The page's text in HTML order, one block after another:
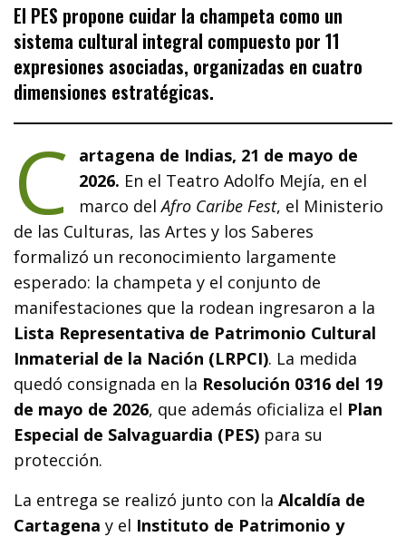
El PES propone cuidar la champeta como un
sistema cultural integral compuesto por 11
expresiones asociadas, organizadas en cuatro
dimensiones estratégicas.
C
artagena de Indias, 21 de mayo de
2026. En el Teatro Adolfo Mejía, en el
marco delAfro Caribe Fest, el Ministerio
de las Culturas, las Artes y los Saberes
formalizó un reconocimiento largamente
esperado: la champeta y el conjunto de
manifestaciones que la rodean ingresaron a la
Lista Representativa de Patrimonio Cultural
Inmaterial de la Nación (LRPCI). La medida
quedó consignada en la Resolución 0316 del 19
de mayo de 2026, que además oficializa el Plan
Especial de Salvaguardia (PES) para su
protección.
La entrega se realizó junto con laAlcaldía de
Cartagena y el Instituto de Patrimonio y